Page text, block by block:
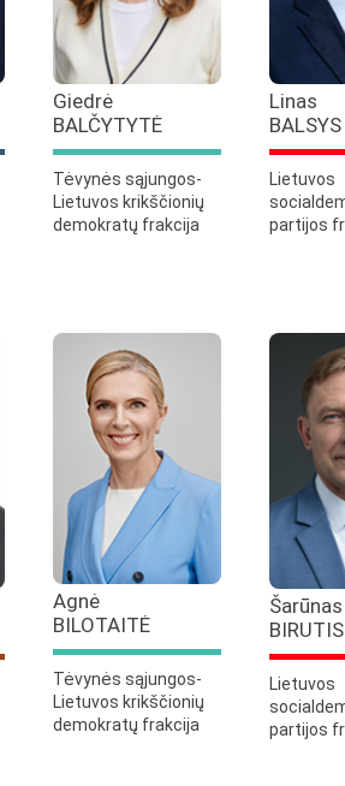
Giedrė
BALČYTYTĖ
Tėvynės sąjungos-
Lietuvos krikščionių
demokratų frakcija
Linas
BALSYS
Lietuvos
partijos
Agnė
BILOTAITĖ
Tėvynės sąjungos-
Lietuvos krikščionių
demokratų frakcija
Šarūnas
BIRUTIS
Lietuvos
partijos